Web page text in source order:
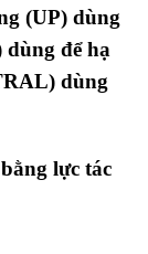
(UP) dùng
dùng để hạ
dùng
lực tác